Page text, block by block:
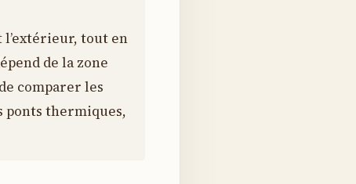
tout en
de la zone
comparer les
thermiques,